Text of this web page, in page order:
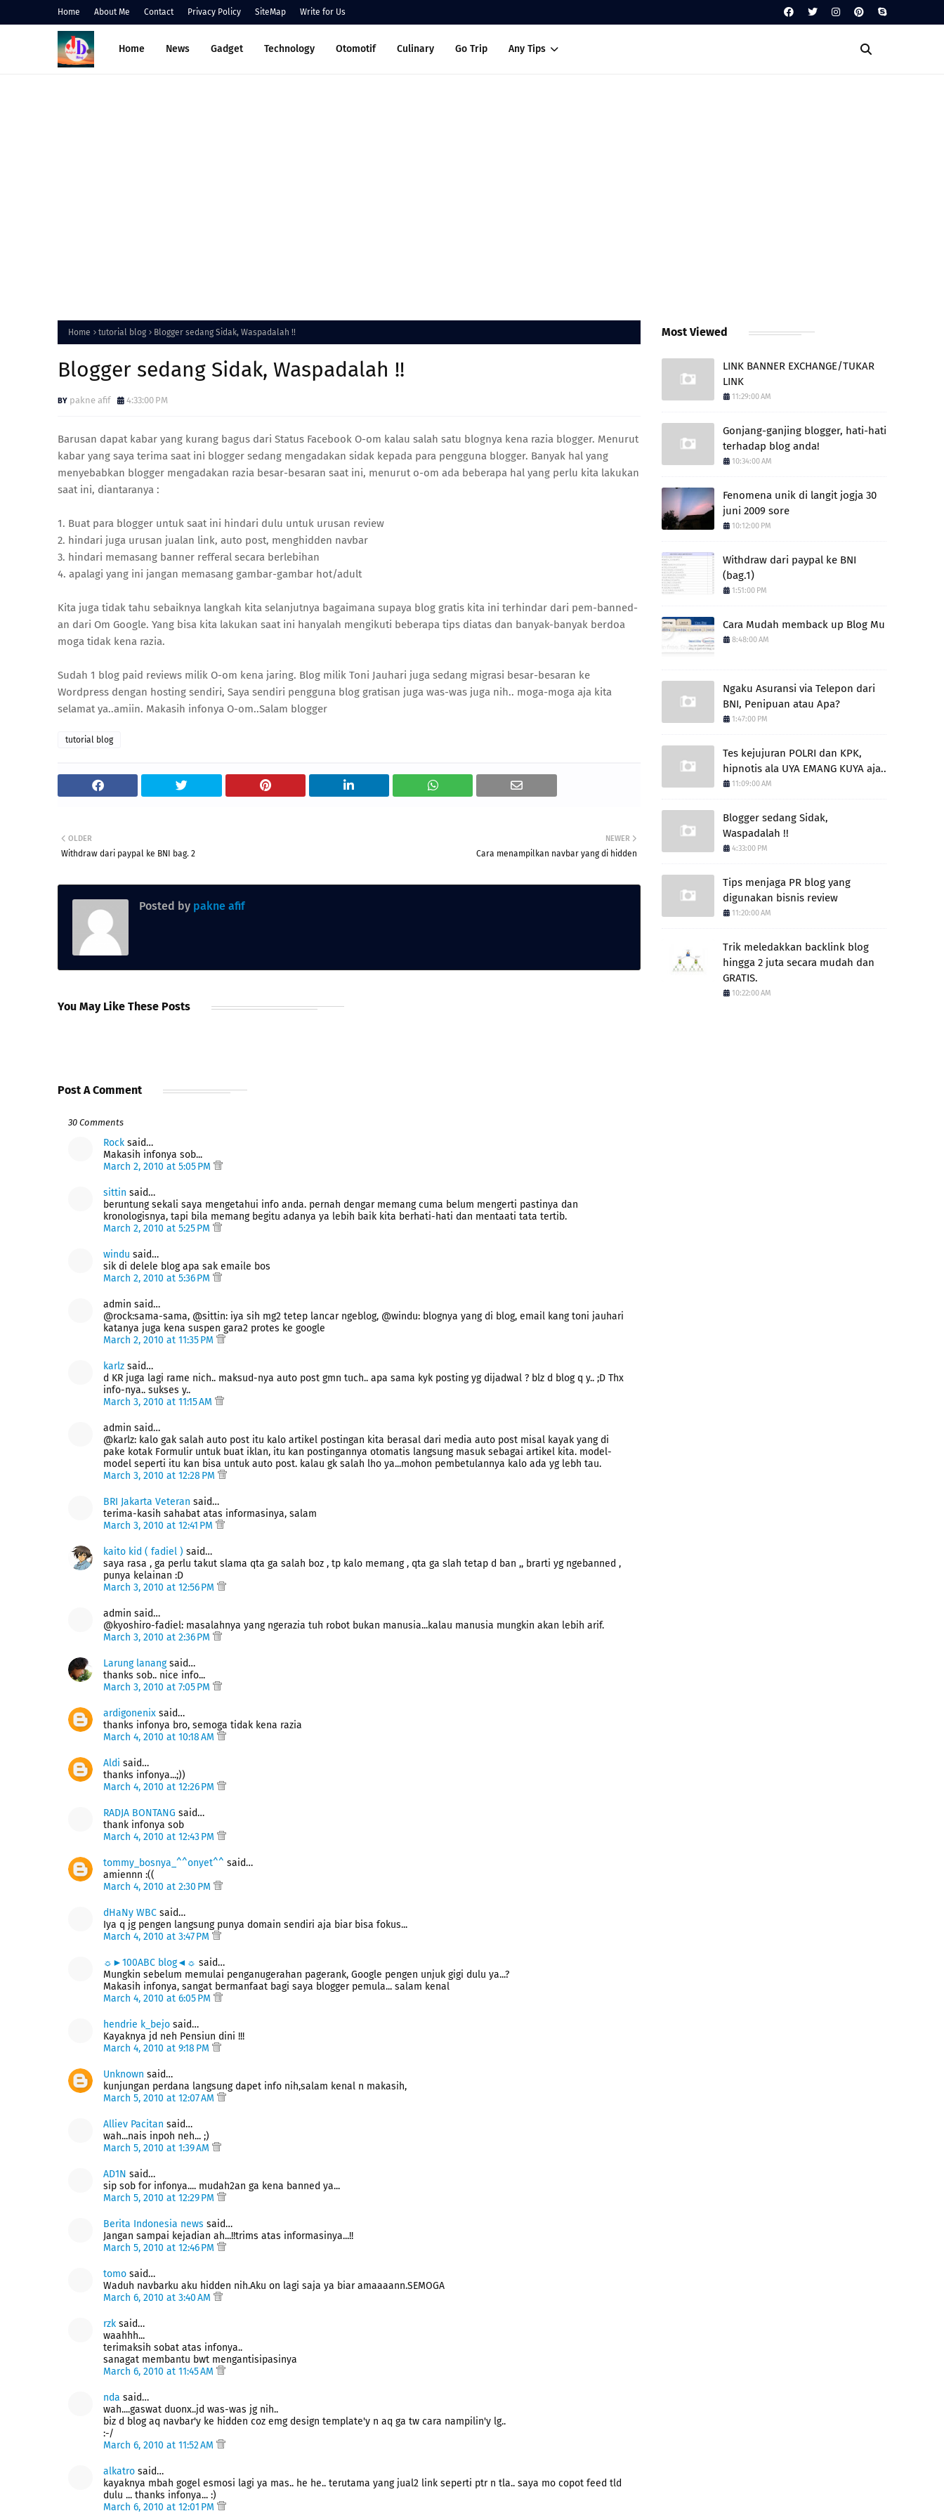
Home About Me Contact Privacy Policy SiteMap Write for Us
Home News Gadget Technology Otomotif Culinary Go Trip Any Tips
Home tutorial blog Blogger sedang Sidak, Waspadalah !!
Blogger sedang Sidak, Waspadalah !!
pakne afif 4:33:00 PM
Barusan dapat kabar yang kurang bagus dari Status Facebook O-om kalau salah satu blognya kena razia blogger. Menurut
kabar yang saya terima saat ini blogger sedang mengadakan sidak kepada para pengguna blogger. Banyak hal yang
menyebabkan blogger mengadakan razia besar-besaran saat ini, menurut o-om ada beberapa hal yang perlu kita lakukan
saat ini, diantaranya :
1. Buat para blogger untuk saat ini hindari dulu untuk urusan review
2. hindari juga urusan jualan link, auto post, menghidden navbar
3. hindari memasang banner refferal secara berlebihan
4. apalagi yang ini jangan memasang gambar-gambar hot/adult
Kita juga tidak tahu sebaiknya langkah kita selanjutnya bagaimana supaya blog gratis kita ini terhindar dari pem-banned-
an dari Om Google. Yang bisa kita lakukan saat ini hanyalah mengikuti beberapa tips diatas dan banyak-banyak berdoa
moga tidak kena razia.
Sudah 1 blog paid reviews milik O-om kena jaring. Blog milik Toni Jauhari juga sedang migrasi besar-besaran ke
Wordpress dengan hosting sendiri, Saya sendiri pengguna blog gratisan juga was-was juga nih.. moga-moga aja kita
selamat ya..amiin. Makasih infonya O-om..Salam blogger
tutorial blog
NEWER
Cara menampilkan navbar yang di hidden
OLDER
Withdraw dari paypal ke BNI bag. 2
Posted by pakne afif
You May Like These Posts
Post A Comment
30 Comments
Rock said…
Makasih infonya sob...
March 2, 2010 at 5:05 PM
sittin said…
beruntung sekali saya mengetahui info anda. pernah dengar memang cuma belum mengerti pastinya dan
kronologisnya, tapi bila memang begitu adanya ya lebih baik kita berhati-hati dan mentaati tata tertib.
March 2, 2010 at 5:25 PM
windu said…
sik di delele blog apa sak emaile bos
March 2, 2010 at 5:36 PM
admin said…
@rock:sama-sama, @sittin: iya sih mg2 tetep lancar ngeblog, @windu: blognya yang di blog, email kang toni jauhari
katanya juga kena suspen gara2 protes ke google
March 2, 2010 at 11:35 PM
karlz said…
d KR juga lagi rame nich.. maksud-nya auto post gmn tuch.. apa sama kyk posting yg dijadwal ? blz d blog q y.. ;D Thx
info-nya.. sukses y..
March 3, 2010 at 11:15 AM
admin said…
@karlz: kalo gak salah auto post itu kalo artikel postingan kita berasal dari media auto post misal kayak yang di
pake kotak Formulir untuk buat iklan, itu kan postingannya otomatis langsung masuk sebagai artikel kita. model-
model seperti itu kan bisa untuk auto post. kalau gk salah lho ya...mohon pembetulannya kalo ada yg lebh tau.
March 3, 2010 at 12:28 PM
BRI Jakarta Veteran said…
terima-kasih sahabat atas informasinya, salam
March 3, 2010 at 12:41 PM
kaito kid ( fadiel ) said…
saya rasa , ga perlu takut slama qta ga salah boz , tp kalo memang , qta ga slah tetap d ban ,, brarti yg ngebanned ,
punya kelainan :D
March 3, 2010 at 12:56 PM
admin said…
@kyoshiro-fadiel: masalahnya yang ngerazia tuh robot bukan manusia...kalau manusia mungkin akan lebih arif.
March 3, 2010 at 2:36 PM
Larung lanangsaid…
thanks sob.. nice info...
March 3, 2010 at 7:05 PM
ardigonenix said…
thanks infonya bro, semoga tidak kena razia
March 4, 2010 at 10:18 AM
Aldi said…
thanks infonya...;))
March 4, 2010 at 12:26 PM
RADJA BONTANG said…
thank infonya sob
March 4, 2010 at 12:43 PM
tommy_bosnya_^^onyet^^ said…
amiennn :((
March 4, 2010 at 2:30 PM
dHaNy WBC said…
Iya q jg pengen langsung punya domain sendiri aja biar bisa fokus...
March 4, 2010 at 3:47 PM
☼►100ABC blog◄☼ said…
Mungkin sebelum memulai penganugerahan pagerank, Google pengen unjuk gigi dulu ya...?
Makasih infonya, sangat bermanfaat bagi saya blogger pemula... salam kenal
March 4, 2010 at 6:05 PM
hendrie k_bejo said…
Kayaknya jd neh Pensiun dini !!!
March 4, 2010 at 9:18 PM
Unknown said…
kunjungan perdana langsung dapet info nih,salam kenal n makasih,
March 5, 2010 at 12:07 AM
Alliev Pacitan said…
wah...nais inpoh neh... ;)
March 5, 2010 at 1:39 AM
AD1N said…
sip sob for infonya.... mudah2an ga kena banned ya...
March 5, 2010 at 12:29 PM
Berita Indonesia news said…
Jangan sampai kejadian ah...!!trims atas informasinya...!!
March 5, 2010 at 12:46 PM
tomo said…
Waduh navbarku aku hidden nih.Aku on lagi saja ya biar amaaaann.SEMOGA
March 6, 2010 at 3:40 AM
rzk said…
waahhh...
terimaksih sobat atas infonya..
sanagat membantu bwt mengantisipasinya
March 6, 2010 at 11:45 AM
nda said…
wah....gaswat duonx..jd was-was jg nih..
biz d blog aq navbar'y ke hidden coz emg design template'y n aq ga tw cara nampilin'y lg..
:-/
March 6, 2010 at 11:52 AM
alkatro said…
kayaknya mbah gogel esmosi lagi ya mas.. he he.. terutama yang jual2 link seperti ptr n tla.. saya mo copot feed tld
dulu ... thanks infonya... :)
March 6, 2010 at 12:01 PM
Most Viewed
LINK BANNER EXCHANGE/TUKAR
LINK
11:29:00 AM
Gonjang-ganjing blogger, hati-hati
terhadap blog anda!
10:34:00 AM
Fenomena unik di langit jogja 30
juni 2009 sore
10:12:00 PM
Withdraw dari paypal ke BNI
(bag.1)
1:51:00 PM
Cara Mudah memback up Blog Mu
8:48:00 AM
Ngaku Asuransi via Telepon dari
BNI, Penipuan atau Apa?
1:47:00 PM
Tes kejujuran POLRI dan KPK,
hipnotis ala UYA EMANG KUYA aja..
11:09:00 AM
Blogger sedang Sidak,
Waspadalah !!
4:33:00 PM
Tips menjaga PR blog yang
digunakan bisnis review
11:20:00 AM
Trik meledakkan backlink blog
hingga 2 juta secara mudah dan
GRATIS.
10:22:00 AM